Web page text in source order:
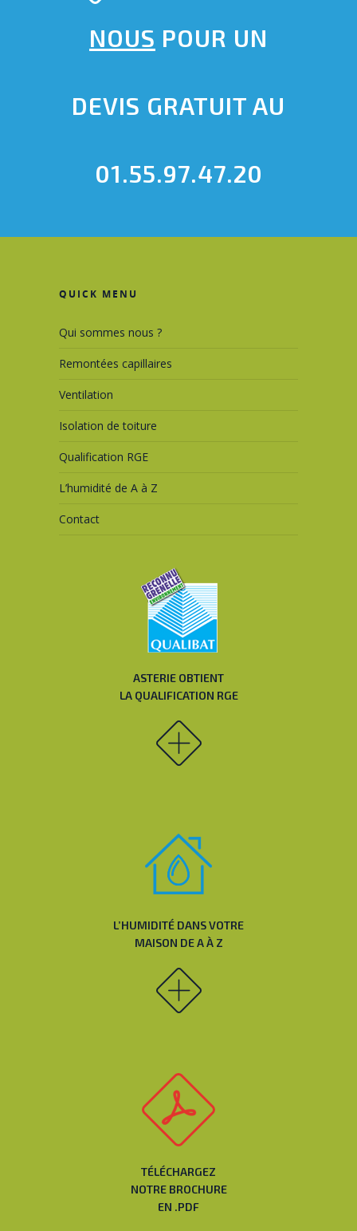
NOUS POUR UN
DEVIS GRATUIT AU
01.55.97.47.20
QUICK MENU
Qui sommes nous ?
Remontées capillaires
Ventilation
Isolation de toiture
Qualification RGE
L’humidité de A à Z
Contact
ASTERIE OBTIENT
LA QUALIFICATION RGE
L’HUMIDITÉ DANS VOTRE
MAISON DE A À Z
TÉLÉCHARGEZ
NOTRE BROCHURE
EN .PDF